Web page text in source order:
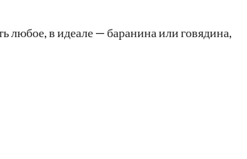
любое, в идеале — баранина или говядина,